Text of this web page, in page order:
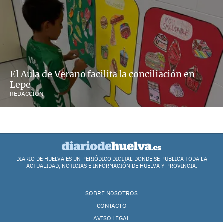
El Aula de Verano facilita la conciliación en
Lepe
REDACCIÓN
DIARIO DE HUELVA ES UN PERIÓDICO DIGITAL DONDE SE PUBLICA TODA LA
ACTUALIDAD, NOTICIAS E INFORMACIÓN DE HUELVA Y PROVINCIA.
SOBRE NOSOTROS
CONTACTO
AVISO LEGAL